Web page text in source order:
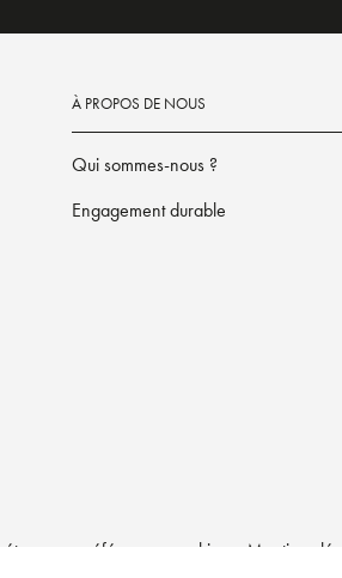
À PROPOS DE NOUS
Qui sommes-nous ?
Engagement durable
vos préférences cookies Mentions